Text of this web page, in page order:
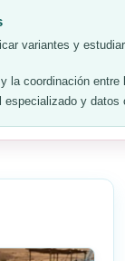
variantes y
la coordinación entre
especializado y